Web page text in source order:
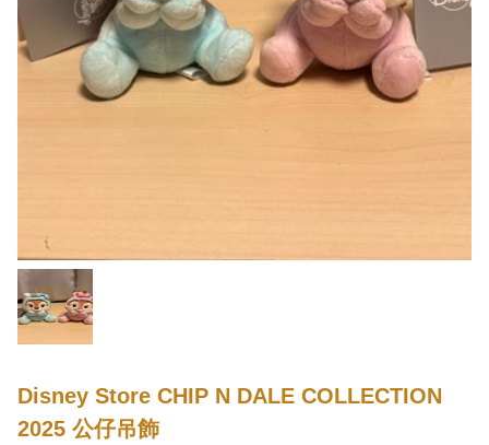
Disney Store CHIP N DALE COLLECTION
2025 公仔吊飾